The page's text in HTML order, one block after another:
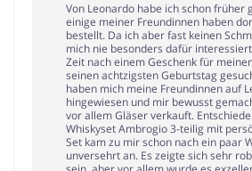
Von Leonardo habe ich schon früher
einige meiner Freundinnen haben
bestellt. Da ich aber fast keinen
mich nie besonders dafür
Zeit nach einem Geschenk für
seinen achtzigsten Geburtstag
haben mich meine Freundinnen auf
hingewiesen und mir bewusst
vor allem Gläser verkauft.
Whiskyset Ambrogio 3-teilig mit
Set kam zu mir schon nach ein paar
unversehrt an. Es zeigte sich sehr